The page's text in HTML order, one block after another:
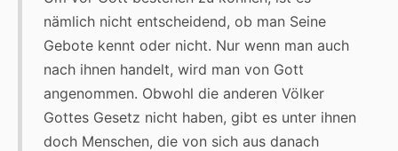
nämlich nicht entscheidend, ob man Seine
Gebote kennt oder nicht. Nur wenn man auch
nach ihnen handelt, wird man von Gott
angenommen. Obwohl die anderen Völker
Gottes Gesetz nicht haben, gibt es unter ihnen
doch Menschen, die von sich aus danach